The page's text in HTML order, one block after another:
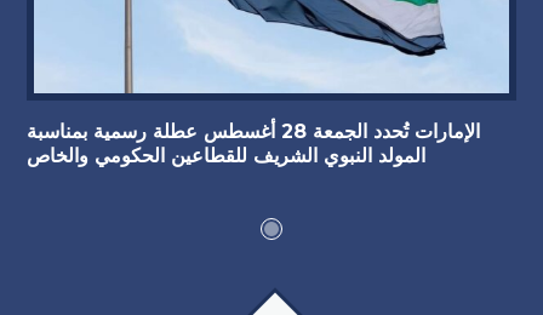
الإمارات تُحدد الجمعة 28 أغسطس عطلة رسمية بمناسبة
المولد النبوي الشريف للقطاعين الحكومي والخاص